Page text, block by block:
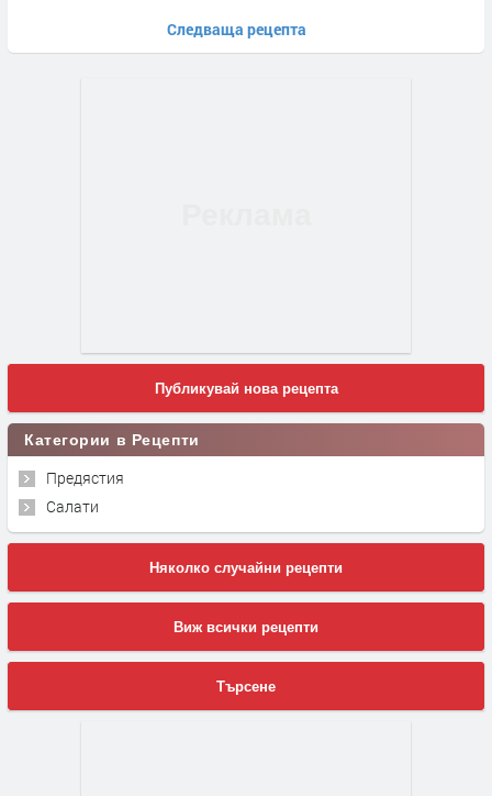
Следваща рецепта
Публикувай нова рецепта
Категории в Рецепти
Предястия
Салати
Няколко случайни рецепти
Виж всички рецепти
Търсене